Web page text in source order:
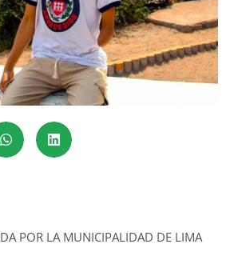
POR LA MUNICIPALIDAD DE LIMA